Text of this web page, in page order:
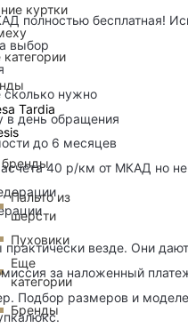
куртки
Tardia
бренды
Пальто из
шерсти
Пуховики
Еще
категории
Бренды
полностью бесплатная!
выбор
нужно
в день обращения
до 6 месяцев
40 р/км от МКАД но
везде. Они
за наложенный
Подбор размеров и